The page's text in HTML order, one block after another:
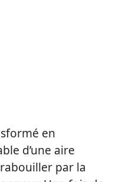
en
d’une aire
par la